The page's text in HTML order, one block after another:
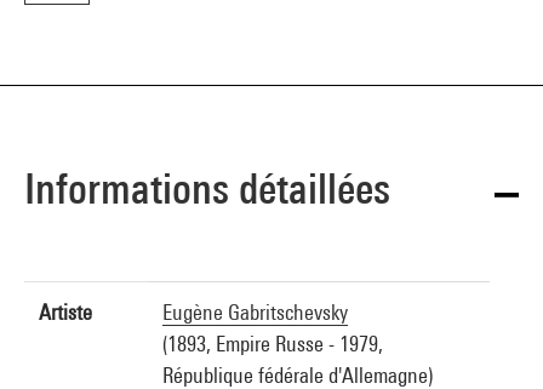
Informations détaillées
Artiste
Eugène Gabritschevsky
(1893, Empire Russe - 1979,
République fédérale d'Allemagne)